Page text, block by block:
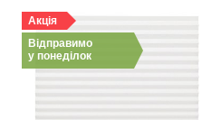
Акція
Відправимо
у понеділок